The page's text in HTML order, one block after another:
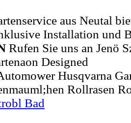
aus Neutal
Installation und
Rufen Sie uns an Jenö
Designed
Husqvarna
Rollrasen
Bad